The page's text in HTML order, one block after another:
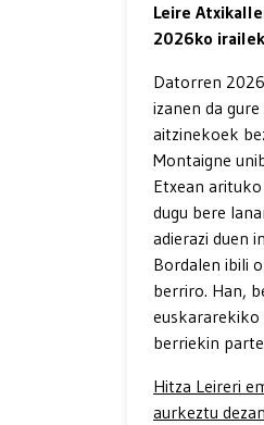
Leire
2026ko
Datorren
izanen da
aitzinekoek
Montaigne
Etxean
dugu bere
adierazi duen
Bordalen ibili
berriro. Han,
euskararekiko
berriekin
Hitza Leireri
aurkeztu